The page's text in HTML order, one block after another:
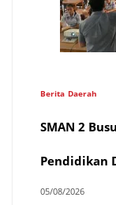
Berita Daerah
SMAN 2
Pendidikan
05/08/2026